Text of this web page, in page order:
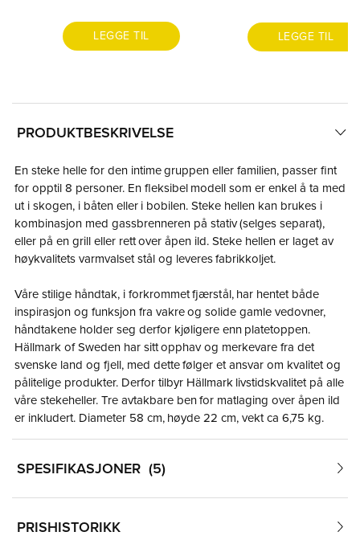
LEGGE TIL LEGGE TIL
PRODUKTBESKRIVELSE
En steke helle for den intime gruppen eller familien, passer fint
for opptil 8 personer. En fleksibel modell som er enkel å ta med
ut i skogen, i båten eller i bobilen. Steke hellen kan brukes i
kombinasjon med gassbrenneren på stativ (selges separat),
eller på en grill eller rett over åpen ild. Steke hellen er laget av
høykvalitets varmvalset stål og leveres fabrikkoljet.
Våre stilige håndtak, i forkrommet fjærstål, har hentet både
inspirasjon og funksjon fra vakre og solide gamle vedovner,
håndtakene holder seg derfor kjøligere enn platetoppen.
Hällmark of Sweden har sitt opphav og merkevare fra det
svenske land og fjell, med dette følger et ansvar om kvalitet og
pålitelige produkter. Derfor tilbyr Hällmark livstidskvalitet på alle
våre stekeheller. Tre avtakbare ben for matlaging over åpen ild
er inkludert. Diameter 58 cm, høyde 22 cm, vekt ca 6,75 kg.
SPESIFIKASJONER 5
PRISHISTORIKK